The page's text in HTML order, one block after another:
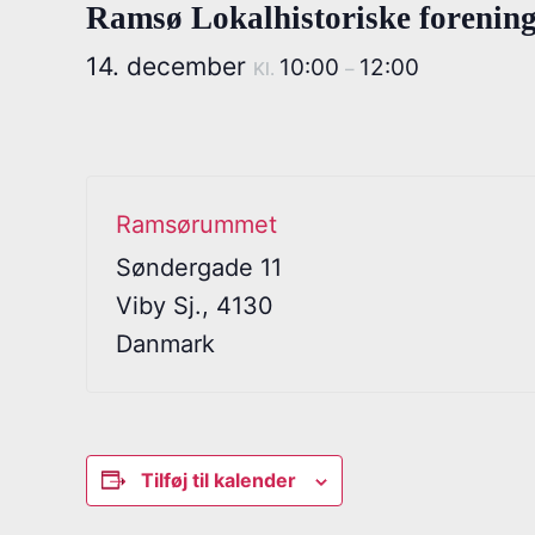
Ramsø Lokalhistoriske
14. december Kl. 10:00 – 12:00
Ramsørummet
Søndergade 11
Viby Sj., 4130
Danmark
Tilføj til kalender